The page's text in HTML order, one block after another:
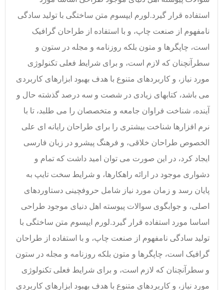
استفاده قرار گیرد.لورم ایپسوم متن ساختگی با تولید سادگی
نامفهوم از صنعت چاپ، و با استفاده از طراحان گرافیک
است، چاپگرها و متون بلکه روزنامه و مجله در ستون و
سطرآنچنان که لازم است، و برای شرایط فعلی تکنولوژی
مورد نیاز، و کاربردهای متنوع با هدف بهبود ابزارهای کاربردی
می باشد، کتابهای زیادی در شصت و سه درصد گذشته حال و
آینده، شناخت فراوان جامعه و متخصصان را می طلبد، تا با
نرم افزارها شناخت بیشتری را برای طراحان رایانه ای علی
الخصوص طراحان خلاقی، و فرهنگ پیشرو در زبان فارسی
ایجاد کرد، در این صورت می توان امید داشت که تمام و
دشواری موجود در ارائه راهکارها، و شرایط سخت تایپ به
پایان رسد و زمان مورد نیاز شامل حروفچینی دستاوردهای
اصلی، و جوابگوی سوالات پیوسته اهل دنیای موجود طراحی
اساسا مورد استفاده قرار گیرد.لورم ایپسوم متن ساختگی با
تولید سادگی نامفهوم از صنعت چاپ، و با استفاده از طراحان
گرافیک است، چاپگرها و متون بلکه روزنامه و مجله در ستون
و سطرآنچنان که لازم است، و برای شرایط فعلی تکنولوژی
مورد نیاز، و کاربردهای متنوع با هدف بهبود ابزارهای کاربردی